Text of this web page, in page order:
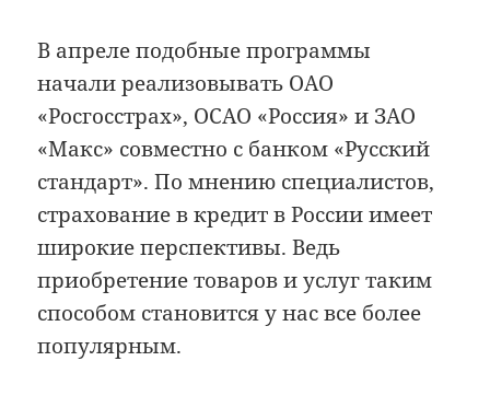
В апреле подобные программы
начали реализовывать ОАО
«Росгосстрах», ОСАО «Россия» и ЗАО
«Макс» совместно с банком «Русский
стандарт». По мнению специалистов,
страхование в кредит в России имеет
широкие перспективы. Ведь
приобретение товаров и услуг таким
способом становится у нас все более
популярным.